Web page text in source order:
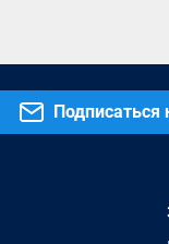
Подписаться